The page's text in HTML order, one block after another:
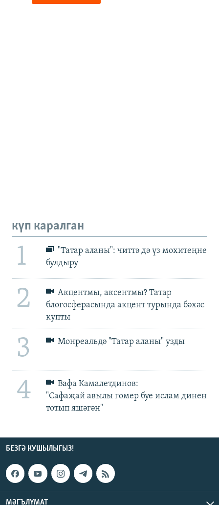
күп каралган
1
"Татар аланы": читтә дә үз мохитеңне
булдыру
2
Акцентмы, аксентмы? Татар
блогосферасында акцент турында бәхәс
купты
3 Монреальдә "Татар аланы" узды
4
Вафа Камалетдинов:
"Сафаҗай авылы гомер буе ислам динен
тотып яшәгән"
БЕЗГӘ КУШЫЛЫГЫЗ!
МӘГЪЛҮМАТ